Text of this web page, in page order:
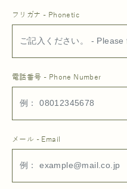
フリガナ - Phonetic
電話番号 - Phone Number
メール - Email